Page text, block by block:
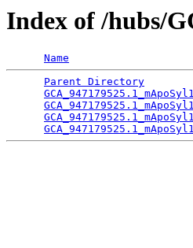
Index of /hubs/
Name
Parent Directory